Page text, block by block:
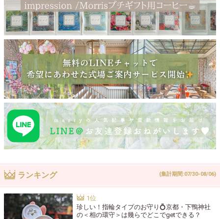
ランキング (集計期間:07/30-08/06)
珍しい！指輪タイプのお守り💍京都・下鴨神社
の＜相の環守＞は幾らでどこでgetできる？